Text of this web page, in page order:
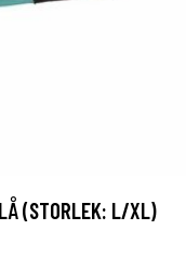
(STORLEK: L/XL)